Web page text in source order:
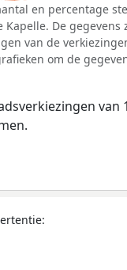
en percentage
De gegevens
van de
om de
van